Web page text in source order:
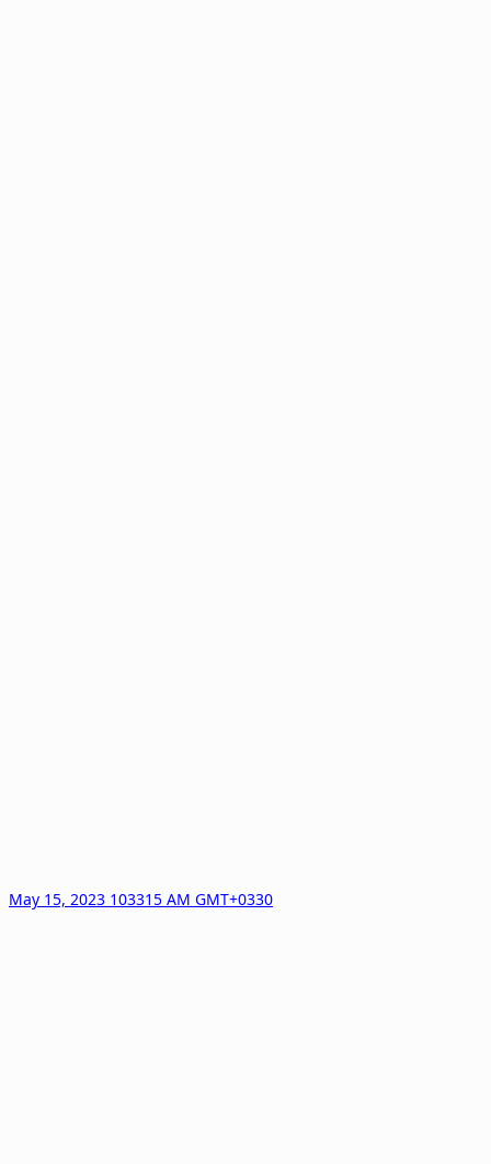
May 15, 2023 103315 AM GMT+0330